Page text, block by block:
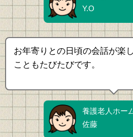
Y.O
お年寄りとの日頃の会話が楽
こともたびたびです。
養護老人ホー
佐藤